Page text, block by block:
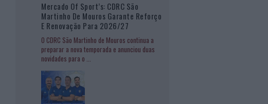
Mercado Of Sport’s: CDRC São
Martinho De Mouros Garante Reforço
E Renovação Para 2026/27
O CDRC São Martinho de Mouros continua a
preparar a nova temporada e anunciou duas
novidades para o ...